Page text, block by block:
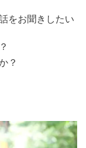
をお聞きしたい
？